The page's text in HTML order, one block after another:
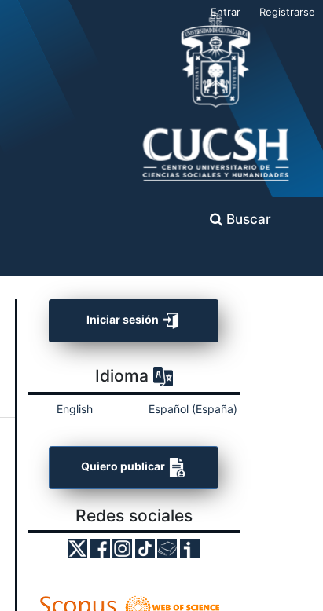
Buscar
Entrar Registrarse
Iniciar sesión
Idioma
English Español (España)
Quiero publicar
Redes sociales